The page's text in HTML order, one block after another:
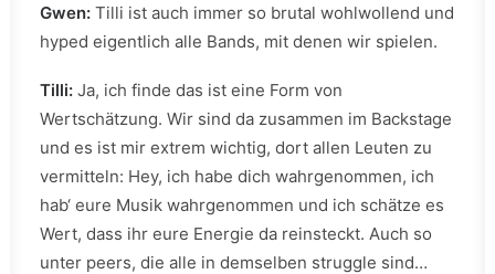
Gwen: Tilli ist auch immer so brutal wohlwollend und
hyped eigentlich alle Bands, mit denen wir spielen.
Tilli: Ja, ich finde das ist eine Form von
Wertschätzung. Wir sind da zusammen im Backstage
und es ist mir extrem wichtig, dort allen Leuten zu
vermitteln: Hey, ich habe dich wahrgenommen, ich
hab‘ eure Musik wahrgenommen und ich schätze es
Wert, dass ihr eure Energie da reinsteckt. Auch so
unter peers, die alle in demselben struggle sind…